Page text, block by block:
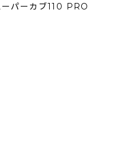
ーパーカブ110 PRO